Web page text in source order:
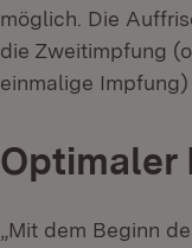
möglich. Die
die Zweitimpfung
einmalige
Optimaler
„Mit dem Beginn